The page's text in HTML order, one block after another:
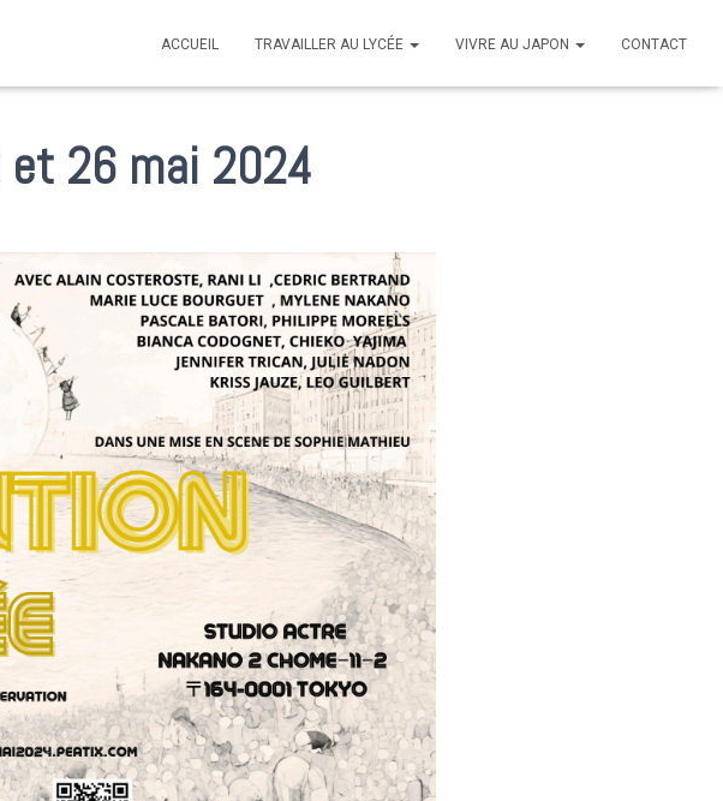
ACCUEIL TRAVAILLER AU LYCÉE VIVRE AU JAPON CONTACT
26 mai 2024